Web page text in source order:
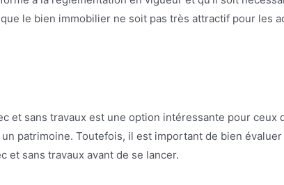
le bien immobilier ne soit pas très attractif pour les
et sans travaux est une option intéressante pour
patrimoine. Toutefois, il est important de bien
et sans travaux avant de se lancer.